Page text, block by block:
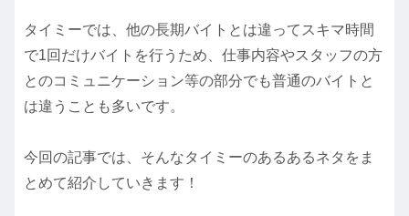
タイミーでは、他の長期バイトとは違ってスキマ時間
で1回だけバイトを行うため、仕事内容やスタッフの方
とのコミュニケーション等の部分でも普通のバイトと
は違うことも多いです。
今回の記事では、そんなタイミーのあるあるネタをま
とめて紹介していきます！